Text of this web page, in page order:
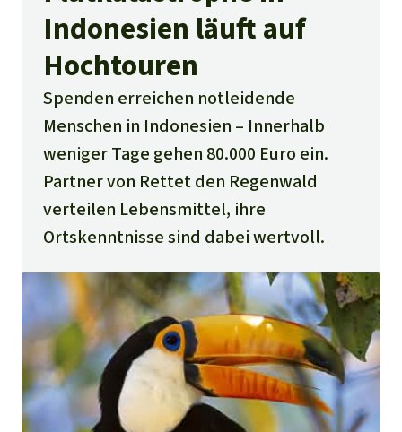
Indonesien läuft auf
Hochtouren
Spenden erreichen notleidende
Menschen in Indonesien – Innerhalb
weniger Tage gehen 80.000 Euro ein.
Partner von Rettet den Regenwald
verteilen Lebensmittel, ihre
Ortskenntnisse sind dabei wertvoll.